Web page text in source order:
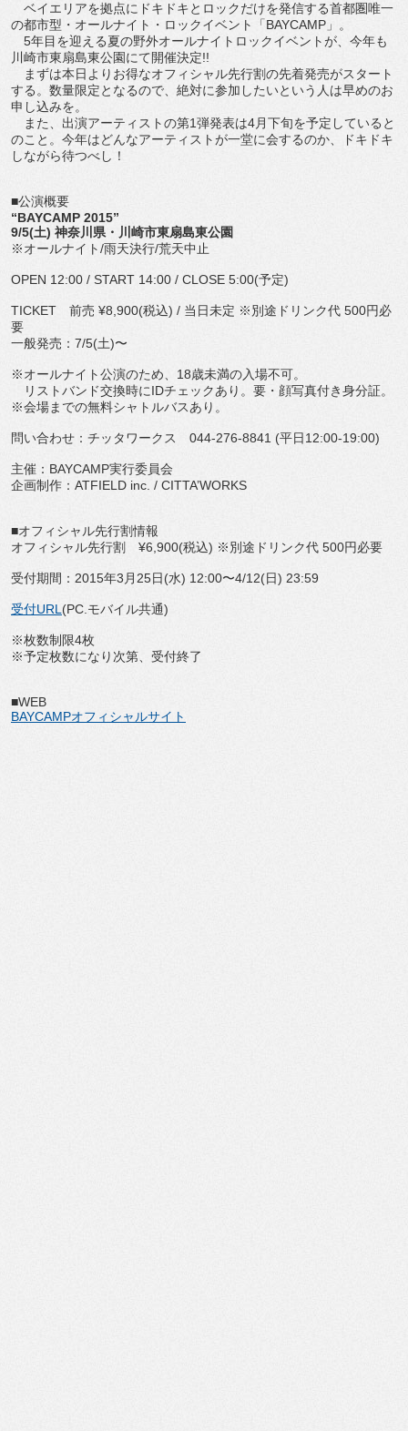
ベイエリアを拠点にドキドキとロックだけを発信する首都圏唯一
の都市型・オールナイト・ロックイベント「BAYCAMP」。
5年目を迎える夏の野外オールナイトロックイベントが、今年も
川崎市東扇島東公園にて開催決定!!
まずは本日よりお得なオフィシャル先行割の先着発売がスタート
する。数量限定となるので、絶対に参加したいという人は早めのお
申し込みを。
また、出演アーティストの第1弾発表は4月下旬を予定していると
のこと。今年はどんなアーティストが一堂に会するのか、ドキドキ
しながら待つべし！
■公演概要
“BAYCAMP 2015”
9/5(土) 神奈川県・川崎市東扇島東公園
※オールナイト/雨天決行/荒天中止
OPEN 12:00 / START 14:00 / CLOSE 5:00(予定)
TICKET 前売 ¥8,900(税込) / 当日未定 ※別途ドリンク代 500円必
要
一般発売：7/5(土)〜
※オールナイト公演のため、18歳未満の入場不可。
リストバンド交換時にIDチェックあり。要・顔写真付き身分証。
※会場までの無料シャトルバスあり。
問い合わせ：チッタワークス 044-276-8841 (平日12:00-19:00)
主催：BAYCAMP実行委員会
企画制作：ATFIELD inc. / CITTA’WORKS
■オフィシャル先行割情報
オフィシャル先行割 ¥6,900(税込) ※別途ドリンク代 500円必要
受付期間：2015年3月25日(水) 12:00〜4/12(日) 23:59
受付URL(PC.モバイル共通)
※枚数制限4枚
※予定枚数になり次第、受付終了
■WEB
BAYCAMPオフィシャルサイト